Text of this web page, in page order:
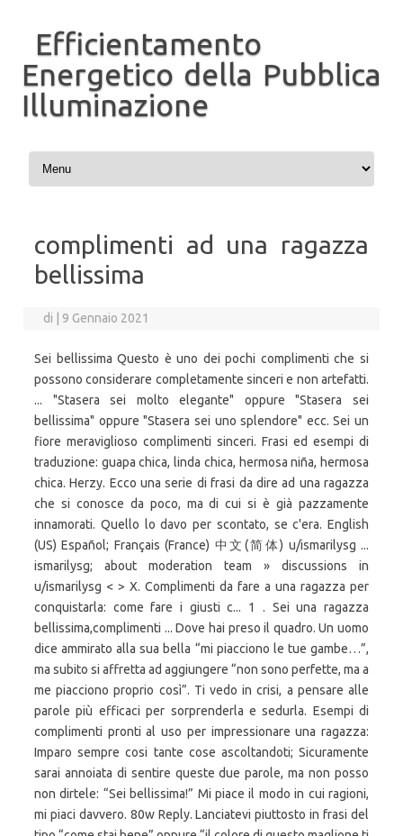
Efficientamento
Energetico della Pubblica
Illuminazione
Vai al contenuto
complimenti ad una ragazza
bellissima
di 9 Gennaio 2021
Sei bellissima Questo è uno dei pochi complimenti che si
possono considerare completamente sinceri e non artefatti.
... "Stasera sei molto elegante" oppure "Stasera sei
bellissima" oppure "Stasera sei uno splendore" ecc. Sei un
fiore meraviglioso complimenti sinceri. Frasi ed esempi di
traduzione: guapa chica, linda chica, hermosa niña, hermosa
chica. Herzy. Ecco una serie di frasi da dire ad una ragazza
che si conosce da poco, ma di cui si è già pazzamente
innamorati. Quello lo davo per scontato, se c'era. English
(US) Español; Français (France) 中文(简体) u/ismarilysg ...
ismarilysg; about moderation team » discussions in
u/ismarilysg < > X. Complimenti da fare a una ragazza per
conquistarla: come fare i giusti c... 1 . Sei una ragazza
bellissima,complimenti ... Dove hai preso il quadro. Un uomo
dice ammirato alla sua bella “mi piacciono le tue gambe…”,
ma subito si affretta ad aggiungere “non sono perfette, ma a
me piacciono proprio così”. Ti vedo in crisi, a pensare alle
parole più efficaci per sorprenderla e sedurla. Esempi di
complimenti pronti al uso per impressionare una ragazza:
Imparo sempre cosi tante cose ascoltandoti; Sicuramente
sarai annoiata di sentire queste due parole, ma non posso
non dirtele: “Sei bellissima!” Mi piace il modo in cui ragioni,
mi piaci davvero. 80w Reply. Lanciatevi piuttosto in frasi del